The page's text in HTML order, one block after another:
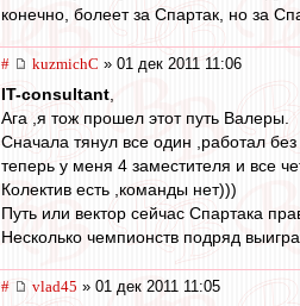
конечно, болеет за Спартак, но за
# kuzmichC » 01 дек 2011 11:06
IT-consultant,
Ага ,я тож прошел этот путь Валеры.
Сначала тянул все один ,работал
теперь у меня 4 заместителя и все
Колектив есть ,команды нет)))
Путь или вектор сейчас Спартака
Несколько чемпионств подряд
# vlad45 » 01 дек 2011 11:05